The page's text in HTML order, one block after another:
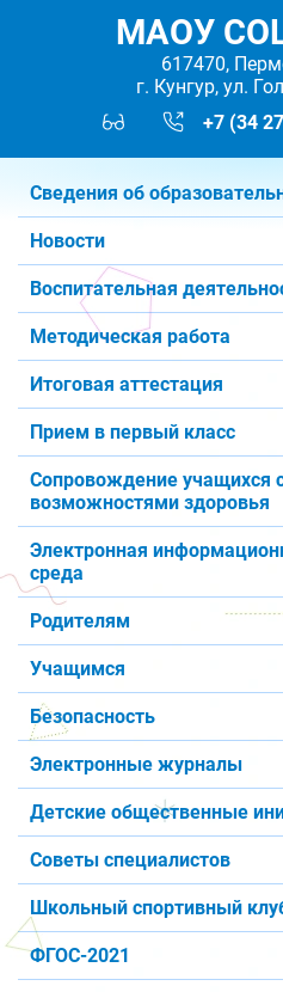
МАОУ
617470,
г. Кунгур, ул.
+7 (34
Сведения об
Новости
Воспитательная
Методическая работа
Итоговая аттестация
Прием в первый класс
Сопровождение учащихся
возможностями здоровья
Электронная
среда
Родителям
Учащимся
Безопасность
Электронные журналы
Детские общественные
Советы специалистов
Школьный спортивный
ФГОС-2021